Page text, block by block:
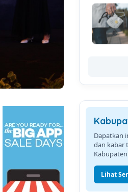
Dapatkan
dan kabar
Lihat